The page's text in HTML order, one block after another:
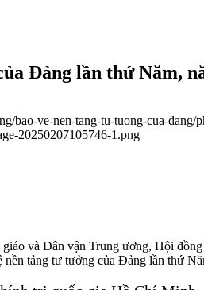
Đảng lần thứ Năm,
bao-ve-nen-tang-tu-tuong-cua-
20250207105746-1.png
và Dân vận Trung ương, Hội
tảng tư tưởng của Đảng lần thứ